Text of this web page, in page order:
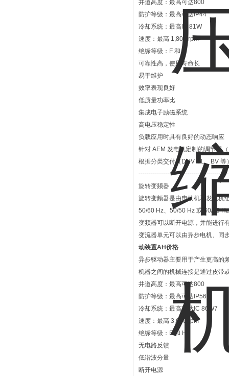
井道高度：最高可达800
防护等级：最高可达IP44
冷却系统：最高IC 81W
速度：最高 1,800 rpm
绝缘等级：F 和 H
可靠性高，使用寿命长
易于维护
效率表现良好
低质量功率比
集成电子励磁系统
高电压稳定性
负载应用时具有良好的动态响应
针对 AEM 发电机定制的调节器
根据分类交付（DNV GL、BV 等
旋转变频器
旋转变频器是由电动机和发电机
50/60 Hz、50/50 Hz 或 60/60
变频器可以断开电源，并能进行
变流器单元可以由异步电机、同
动装置AH价格
异步驱动器主要用于产生更高的
机器之间的机械连接是通过皮带
井道高度：最高可达800
防护等级：最高可达IP56
冷却系统：最高可达IC 86W7
速度：最高 3,600 rpm
绝缘等级：F 和 H
无电路反馈
低谐波分量
断开电源